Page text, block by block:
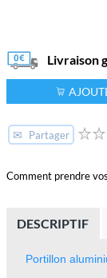
Livraison
✉ Partager
Comment prendre
DESCRIPTIF
Portillon